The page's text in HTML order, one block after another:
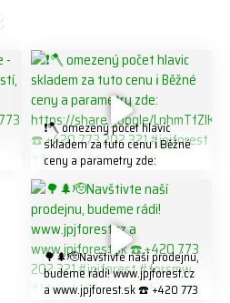
❗️🪓 omezený počet hlavic
skladem za tuto cenu ℹ️ Běžné
ceny a parametry zde:
K8W5t7i6o ☎️ +420 773 202
321 #jpjforest #forsmw
#firewood #
🌳🌲🫡Navštivte naší prodejnu,
budeme rádi! www.jpjforest.cz
a www.jpjforest.sk ☎️ +420 773